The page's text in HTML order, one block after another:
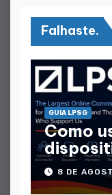
Falhaste.
GUIA LPSG
Como
Guia
8 DE